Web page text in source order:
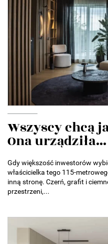
Wszyscy chcą
Ona urządziła...
Gdy większość inwestorów
właścicielka tego 115-
inną stronę. Czerń, grafit i
przestrzeni,...